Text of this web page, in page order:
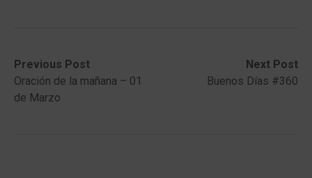
Post
navigation
Previous Post
Previous
post:Oración de la mañana – 01
de Marzo
Next Post
Next
post:
Buenos Días #360